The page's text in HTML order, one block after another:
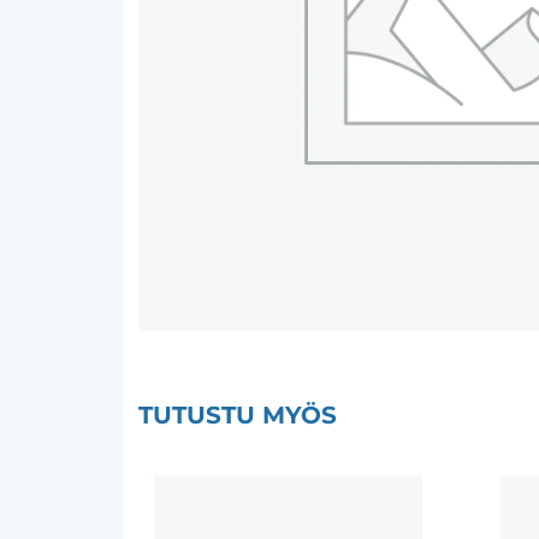
TUTUSTU MYÖS